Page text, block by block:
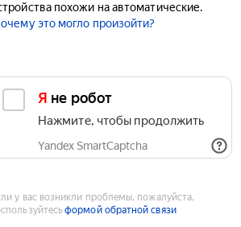
похожи на автоматические.
это могло произойти?
Я не робот
Нажмите, чтобы продолжить
Yandex SmartCaptcha
у вас возникли проблемы, пожалуйста,
формой обратной связи